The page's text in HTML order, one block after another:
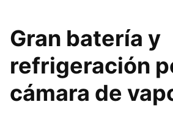
Gran batería y
refrigeración
cámara de